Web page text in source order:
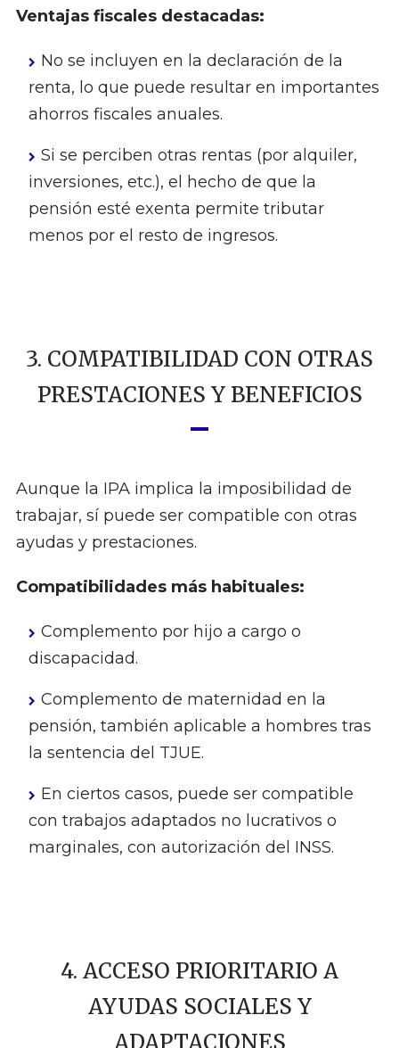
Ventajas fiscales destacadas:
No se incluyen en la declaración de la
renta, lo que puede resultar en importantes
ahorros fiscales anuales.
Si se perciben otras rentas (por alquiler,
inversiones, etc.), el hecho de que la
pensión esté exenta permite tributar
menos por el resto de ingresos.
3. COMPATIBILIDAD CON OTRAS
PRESTACIONES Y BENEFICIOS
Aunque la IPA implica la imposibilidad de
trabajar, sí puede ser compatible con otras
ayudas y prestaciones.
Compatibilidades más habituales:
Complemento por hijo a cargo o
discapacidad.
Complemento de maternidad en la
pensión, también aplicable a hombres tras
la sentencia del TJUE.
En ciertos casos, puede ser compatible
con trabajos adaptados no lucrativos o
marginales, con autorización del INSS.
4. ACCESO PRIORITARIO A
AYUDAS SOCIALES Y
ADAPTACIONES